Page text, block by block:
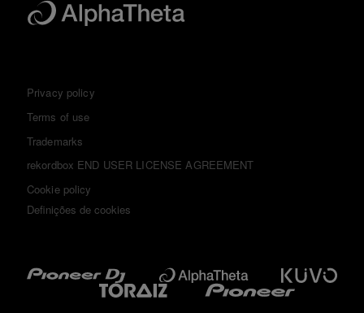
Privacy policy
Terms of use
Trademarks
rekordbox END USER LICENSE AGREEMENT
Cookie policy
Definições de cookies